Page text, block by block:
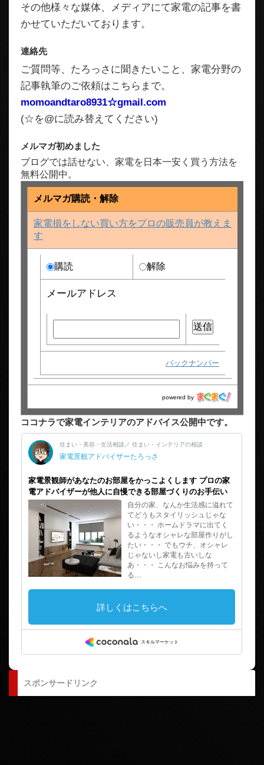
その他様々な媒体、メディアにて家電の記事を書
かせていただいております。
連絡先
ご質問等、たろっさに聞きたいこと、家電分野の
記事執筆のご依頼はこちらまで。
momoandtaro8931☆gmail.com
(☆を@に読み替えてください)
メルマガ初めました
ブログでは話せない、家電を日本一安く買う方法を
無料公開中。
メルマガ購読・解除
家電損をしない買い方をプロの販売員が教えま
す
購読 解除
メールアドレス
バックナンバー
powered by
ココナラで家電インテリアのアドバイス公開中です。
スポンサードリンク